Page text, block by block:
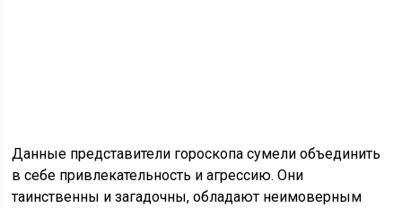
Данные представители гороскопа сумели объединить
в себе привлекательность и агрессию. Они
таинственны и загадочны, обладают неимоверным